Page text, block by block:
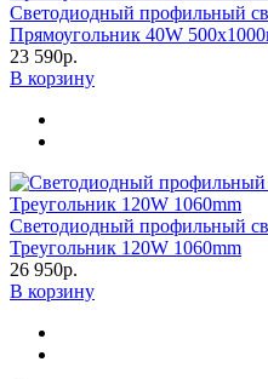
Светодиодный профильный
Прямоугольник 40W
23 590р.
В корзину
Светодиодный профильный
Треугольник 120W 1060mm
26 950р.
В корзину